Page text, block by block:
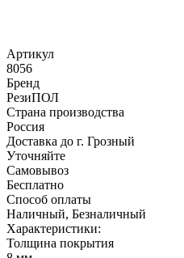
Артикул
8056
Бренд
РезиПОЛ
Страна производства
Россия
Доставка до г. Грозный
Уточняйте
Самовывоз
Бесплатно
Способ оплаты
Наличный, Безналичный
Характеристики:
Толщина покрытия